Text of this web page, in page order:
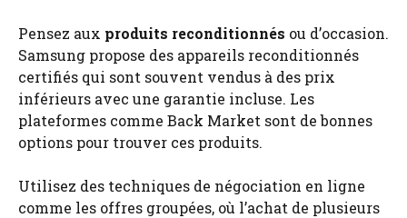
Pensez aux produits reconditionnés ou d’occasion.
Samsung propose des appareils reconditionnés
certifiés qui sont souvent vendus à des prix
inférieurs avec une garantie incluse. Les
plateformes comme Back Market sont de bonnes
options pour trouver ces produits.
Utilisez des techniques de négociation en ligne
comme les offres groupées, où l’achat de plusieurs